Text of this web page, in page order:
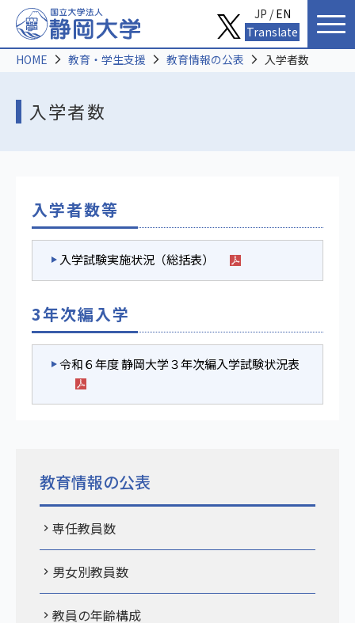
入学者数
HOME 教育・学生支援 教育情報の公表 入学者数
入学者数等
入学試験実施状況（総括表）
3年次編入学
令和６年度 静岡大学３年次編入学試験状況表
教育情報の公表
専任教員数
男女別教員数
教員の年齢構成
JP /EN
Translate